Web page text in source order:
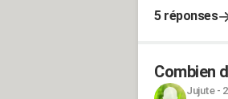
5 réponses
Combien
Jujute-